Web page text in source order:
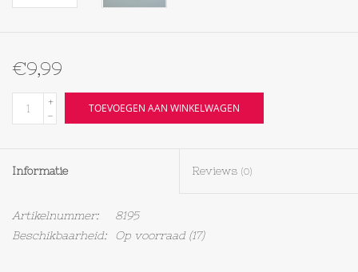
Boeken
Textiel
Olieflessen
€9,99
+
-
TOEVOEGEN AAN WINKELWAGEN
Informatie Reviews (0)
Artikelnummer:
8195
Beschikbaarheid:
Op voorraad(17)